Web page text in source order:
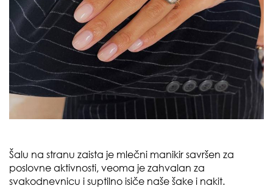
Šalu na stranu zaista je mlečni manikir savršen za
poslovne aktivnosti, veoma je zahvalan za
svakodnevnicu i suptilno isiče naše šake i nakit.